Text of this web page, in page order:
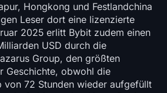
Hongkong und Festlandchina
Leser dort eine lizenzierte
2025 erlitt Bybit zudem einen
USD durch die
Group, den größten
Geschichte, obwohl die
von 72 Stunden wieder aufgefüllt